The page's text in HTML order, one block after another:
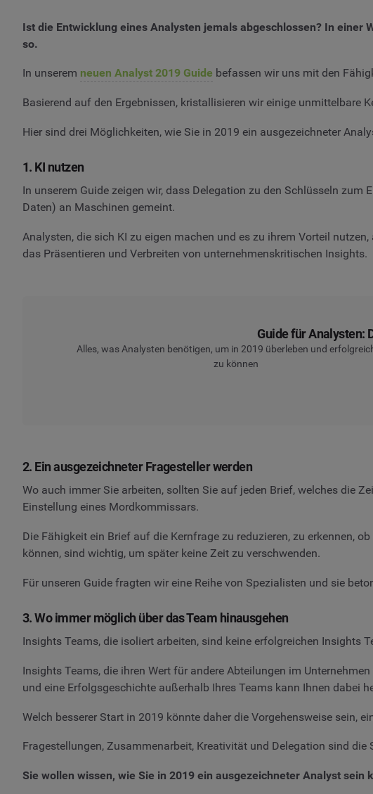
Ist die Entwicklung eines Analysten jemals abgeschlossen? In
so.
In unserem neuen Analyst 2019 Guide befassen wir uns mit den
Basierend auf den Ergebnissen, kristallisieren wir einige unmittelbare
Hier sind drei Möglichkeiten, wie Sie in 2019 ein ausgezeichneter
1. KI nutzen
In unserem Guide zeigen wir, dass Delegation zu den Schlüsseln
Daten) an Maschinen gemeint.
Analysten, die sich KI zu eigen machen und es zu ihrem Vorteil
das Präsentieren und Verbreiten von unternehmenskritischen Insights.
Guide für Analysten:
Alles, was Analysten benötigen, um in 2019 überleben und
zu können
2. Ein ausgezeichneter Fragesteller werden
Wo auch immer Sie arbeiten, sollten Sie auf jeden Brief, welches die
Einstellung eines Mordkommissars.
Die Fähigkeit ein Brief auf die Kernfrage zu reduzieren, zu erkennen,
können, sind wichtig, um später keine Zeit zu verschwenden.
Für unseren Guide fragten wir eine Reihe von Spezialisten und sie
3. Wo immer möglich über das Team hinausgehen
Insights Teams, die isoliert arbeiten, sind keine erfolgreichen Insights
Insights Teams, die ihren Wert für andere Abteilungen im
und eine Erfolgsgeschichte außerhalb Ihres Teams kann Ihnen dabei
Welch besserer Start in 2019 könnte daher die Vorgehensweise sein,
Fragestellungen, Zusammenarbeit, Kreativität und Delegation sind
Sie wollen wissen, wie Sie in 2019 ein ausgezeichneter Analyst sein